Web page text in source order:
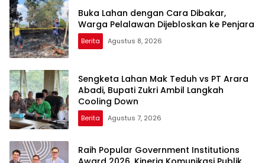
Buka Lahan dengan Cara Dibakar,
Warga Pelalawan Dijebloskan ke Penjara
Berita Agustus 8, 2026
Sengketa Lahan Mak Teduh vs PT Arara
Abadi, Bupati Zukri Ambil Langkah
Cooling Down
Berita Agustus 7, 2026
Raih Popular Government Institutions